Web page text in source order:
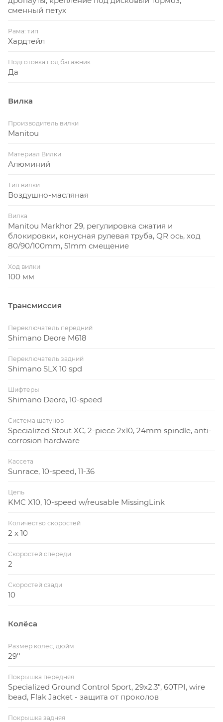
сменный петух
Рама: тип
Хардтейл
Подготовка под багажник
Да
Вилка
Производитель вилки
Manitou
Материал Вилки
Алюминий
Тип вилки
Воздушно-масляная
Вилка
Manitou Markhor 29, регулировка сжатия и
блокировки, конусная рулевая труба, QR ось, ход
80/90/100mm, 51mm смещение
Ход вилки
100 мм
Трансмиссия
Переключатель передний
Shimano Deore M618
Переключатель задний
Shimano SLX 10 spd
Шифтеры
Shimano Deore, 10-speed
Система шатунов
Specialized Stout XC, 2-piece 2x10, 24mm spindle, anti-
corrosion hardware
Кассета
Sunrace, 10-speed, 11-36
Цепь
KMC X10, 10-speed w/reusable MissingLink
Количество скоростей
2 x 10
Скоростей спереди
2
Скоростей сзади
10
Колёса
Размер колес, дюйм
29''
Покрышка передняя
Specialized Ground Control Sport, 29x2.3", 60TPI, wire
bead, Flak Jacket - защита от проколов
Покрышка задняя